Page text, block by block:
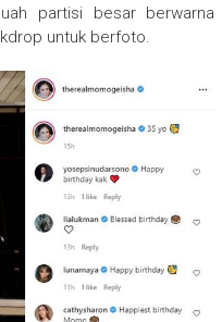
partisi besar berwarna
untuk berfoto.